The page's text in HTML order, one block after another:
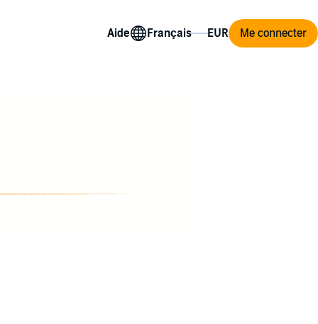
Aide Me connecter